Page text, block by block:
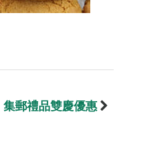
集郵禮品雙慶優惠